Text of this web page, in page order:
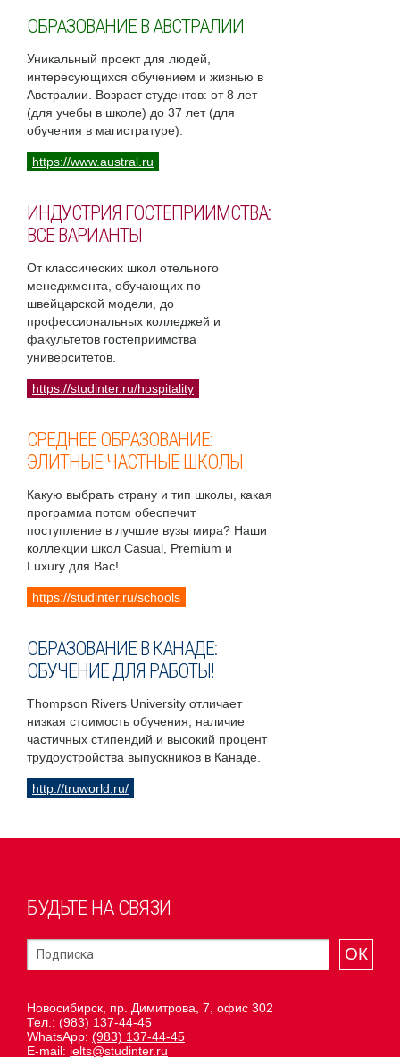
ОБРАЗОВАНИЕ В АВСТРАЛИИ
Уникальный проект для людей,
интересующихся обучением и жизнью в
Австралии. Возраст студентов: от 8 лет
(для учебы в школе) до 37 лет (для
обучения в магистратуре).
https://www.austral.ru
ИНДУСТРИЯ ГОСТЕПРИИМСТВА:
ВСЕ ВАРИАНТЫ
От классических школ отельного
менеджмента, обучающих по
швейцарской модели, до
профессиональных колледжей и
факультетов гостеприимства
университетов.
https://studinter.ru/hospitality
СРЕДНЕЕ ОБРАЗОВАНИЕ:
ЭЛИТНЫЕ ЧАСТНЫЕ ШКОЛЫ
Какую выбрать страну и тип школы, какая
программа потом обеспечит
поступление в лучшие вузы мира? Наши
коллекции школ Casual, Premium и
Luxury для Вас!
https://studinter.ru/schools
ОБРАЗОВАНИЕ В КАНАДЕ:
ОБУЧЕНИЕ ДЛЯ РАБОТЫ!
Thompson Rivers University отличает
низкая стоимость обучения, наличие
частичных стипендий и высокий процент
трудоустройства выпускников в Канаде.
http://truworld.ru/
БУДЬТЕ НА СВЯЗИ
ОК
Новосибирск, пр. Димитрова, 7, офис 302
Тел.: (983) 137-44-45
WhatsApp: (983) 137-44-45
E-mail: ielts@studinter.ru